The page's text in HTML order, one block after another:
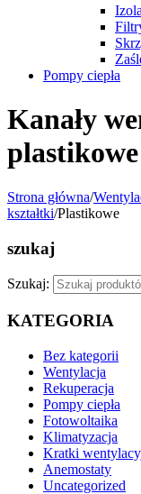
Pompy ciepła
Kanały
plastikowe
Strona główna/
kształtki/Plastikowe
szukaj
Szukaj:
KATEGORIA
Bez kategorii
Wentylacja
Rekuperacja
Pompy ciepła
Fotowoltaika
Klimatyzacja
Kratki
Anemostaty
Uncategorized